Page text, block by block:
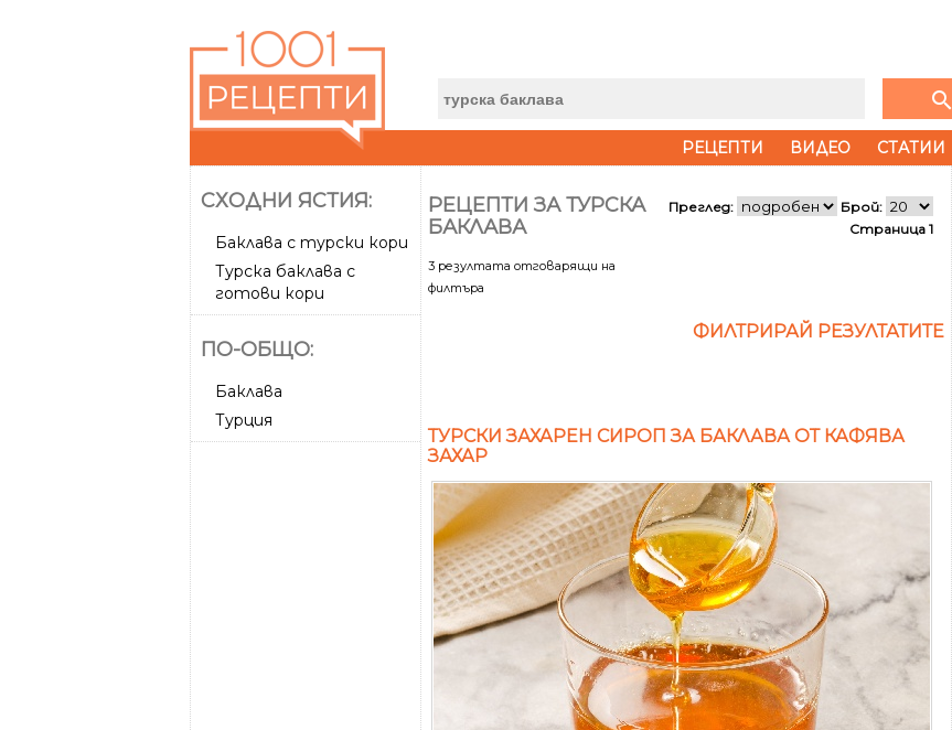
search
РЕЦЕПТИ ВИДЕО СТАТИИ
СХОДНИ ЯСТИЯ:
Баклава с турски кори
Турска баклава с
готови кори
ПО-ОБЩО:
Баклава
Турция
РЕЦЕПТИ ЗА ТУРСКА
БАКЛАВА
3 резултата отговарящи на
филтъра
Преглед:
Брой:
Страница 1
ФИЛТРИРАЙ РЕЗУЛТАТИТЕ
ТУРСКИ ЗАХАРЕН СИРОП ЗА БАКЛАВА ОТ КАФЯВА
ЗАХАР